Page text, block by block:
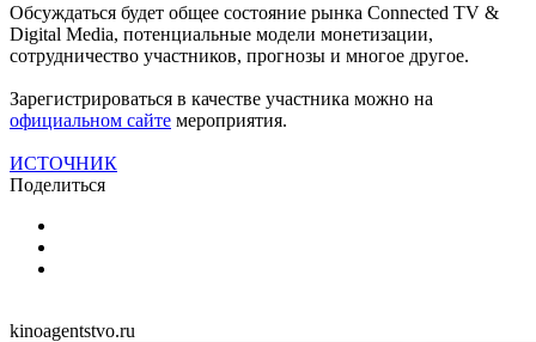
Обсуждаться будет общее состояние рынка Connected TV &
Digital Media, потенциальные модели монетизации,
сотрудничество участников, прогнозы и многое другое.
Зарегистрироваться в качестве участника можно на
официальном сайте мероприятия.
ИСТОЧНИК
Поделиться
kinoagentstvo.ru